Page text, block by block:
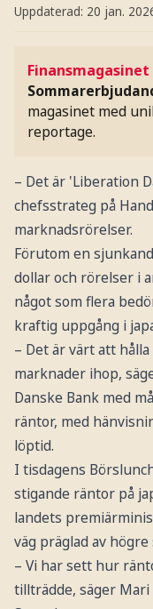
Uppdaterad: 20 jan.
Finansmagasinet
magasinet med
reportage.
– Det är 'Liberation
chefsstrateg på
marknadsrörelser.
Förutom en
dollar och rörelser i
något som flera
kraftig uppgång i
– Det är värt att
marknader ihop,
Danske Bank med
räntor, med
löptid.
I tisdagens
stigande räntor på
landets
väg präglad av
– Vi har sett hur
tillträdde, säger